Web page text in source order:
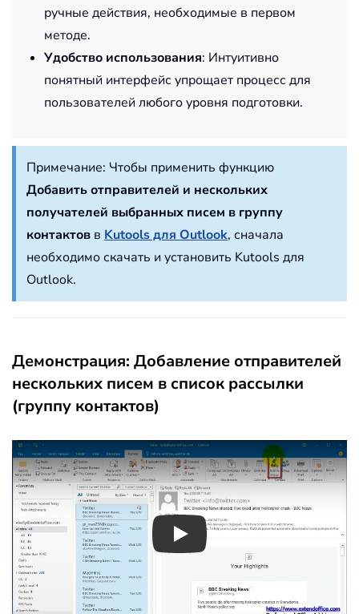
ручные действия, необходимые в первом
методе.
Удобство использования: Интуитивно
понятный интерфейс упрощает процесс для
пользователей любого уровня подготовки.
Примечание: Чтобы применить функцию
Добавить отправителей и нескольких
получателей выбранных писем в группу
контактов в Kutools для Outlook, сначала
необходимо скачать и установить Kutools для
Outlook.
Демонстрация: Добавление отправителей
нескольких писем в список рассылки
(группу контактов)
Play